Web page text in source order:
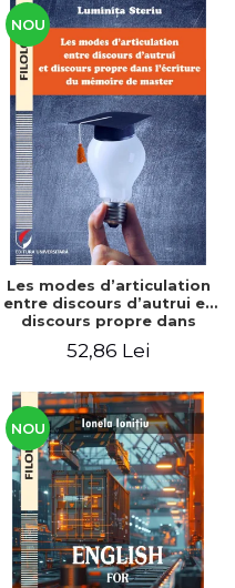
NOU
Les modes d’articulation
entre discours d’autrui et
discours propre dans
master
52,86 Lei
NOU